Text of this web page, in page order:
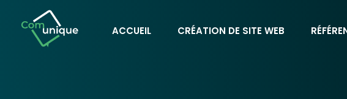
ACCUEIL CRÉATION DE SITE WEB